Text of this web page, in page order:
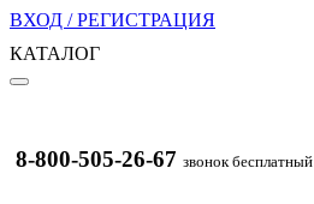
ВХОД / РЕГИСТРАЦИЯ
КАТАЛОГ
8-800-505-26-67 звонок бесплатный